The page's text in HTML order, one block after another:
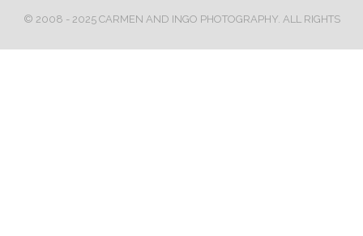
© 2008 - 2025 CARMEN AND INGO PHOTOGRAPHY. ALL RIGHTS